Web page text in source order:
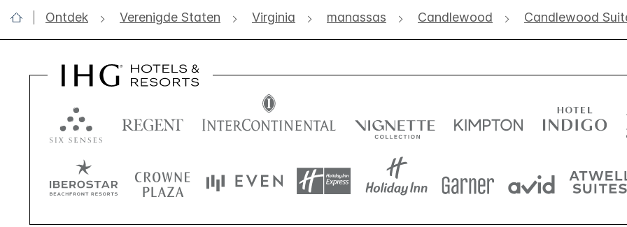
Ontdek Verenigde Staten Virginia manassas Candlewood Candlewood